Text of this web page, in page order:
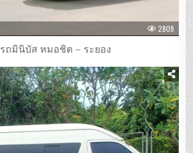
2809
รถมินิบัส หมอชิต – ระยอง